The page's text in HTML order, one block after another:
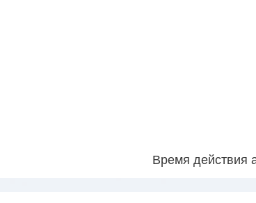
Время действия